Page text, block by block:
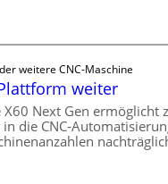
weitere CNC-Maschine
weiter
X60 Next Gen ermöglicht
die CNC-